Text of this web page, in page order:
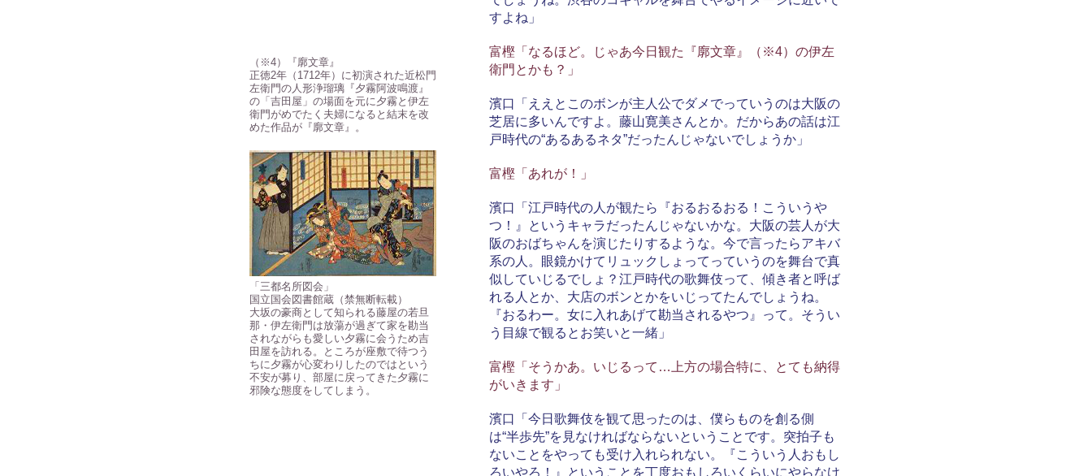
（※4）『廓文章』
正徳2年（1712年）に初演された近松門
左衛門の人形浄瑠璃『夕霧阿波鳴渡』
の「吉田屋」の場面を元に夕霧と伊左
衛門がめでたく夫婦になると結末を改
めた作品が『廓文章』。
「三都名所図会」
国立国会図書館蔵（禁無断転載）
大坂の豪商として知られる藤屋の若旦
那・伊左衛門は放蕩が過ぎて家を勘当
されながらも愛しい夕霧に会うため吉
田屋を訪れる。ところが座敷で待つう
ちに夕霧が心変わりしたのではという
不安が募り、部屋に戻ってきた夕霧に
邪険な態度をしてしまう。
すよね」
富樫「なるほど。じゃあ今日観た『廓文章』（※4）の伊左
衛門とかも？」
濱口「ええとこのボンが主人公でダメでっていうのは大阪の
芝居に多いんですよ。藤山寛美さんとか。だからあの話は江
戸時代の“あるあるネタ”だったんじゃないでしょうか」
富樫「あれが！」
濱口「江戸時代の人が観たら『おるおるおる！こういうや
つ！』というキャラだったんじゃないかな。大阪の芸人が大
阪のおばちゃんを演じたりするような。今で言ったらアキバ
系の人。眼鏡かけてリュックしょってっていうのを舞台で真
似していじるでしょ？江戸時代の歌舞伎って、傾き者と呼ば
れる人とか、大店のボンとかをいじってたんでしょうね。
『おるわー。女に入れあげて勘当されるやつ』って。そうい
う目線で観るとお笑いと一緒」
富樫「そうかあ。いじるって…上方の場合特に、とても納得
がいきます」
濱口「今日歌舞伎を観て思ったのは、僕らものを創る側
は“半歩先”を見なければならないということです。突拍子も
ないことをやっても受け入れられない。『こういう人おもし
ろいやろ！』ということを丁度おもしろいくらいにやらなけ